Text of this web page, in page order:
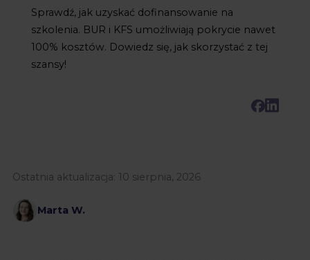
Sprawdź, jak uzyskać dofinansowanie na
szkolenia. BUR i KFS umożliwiają pokrycie nawet
100% kosztów. Dowiedz się, jak skorzystać z tej
szansy!
Ostatnia aktualizacja: 10 sierpnia, 2026
Marta W.